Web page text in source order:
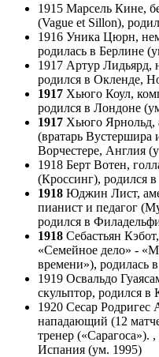
1915 Марсель Кине,
(Vague et Sillon),
1916 Уника Цюрн,
родилась в Берлине
1917 Артур Лидьярд,
родился в Окленде,
1917 Хьюго Коул,
родился в Лондоне
1917 Хьюго Ярнольд,
(вратарь Вустершира
Ворчестере, Англия
1918 Берт Вотен,
(Кроссинг), родился
1918 Юджин Лист,
пианист и педагог
родился в
1918 Себастьян
«Семейное дело» -
времени»), родилась
1919 Освальдо
скульптор, родился
1920 Сесар Родригес
нападающий (12
тренер («Сарагоса»).
Испания (ум. 1995)